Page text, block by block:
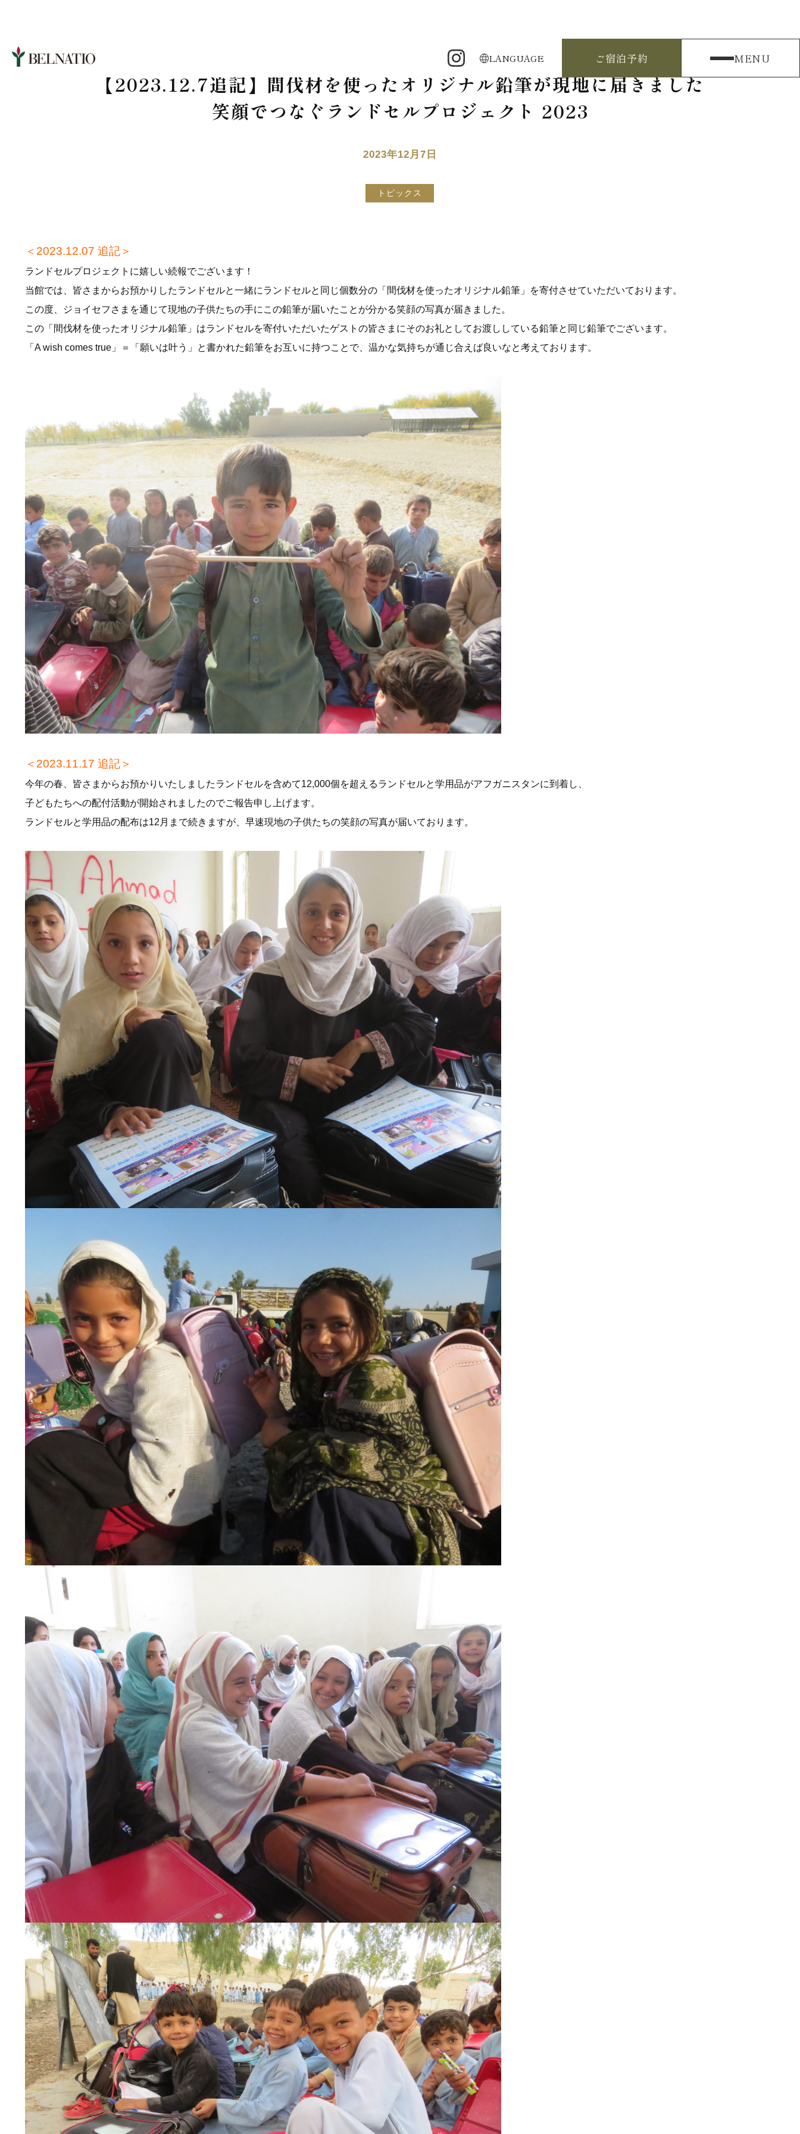
LANGUAGE ご宿泊予約 MENU
【2023.12.7追記】間伐材を使ったオリジナル鉛筆が現地に届きました
笑顔でつなぐランドセルプロジェクト 2023
2023年12月7日
トピックス
＜2023.12.07 追記＞
ランドセルプロジェクトに嬉しい続報でございます！
当館では、皆さまからお預かりしたランドセルと一緒にランドセルと同じ個数分の「間伐材を使ったオリジナル鉛筆」を寄付させていただいております。
この度、ジョイセフさまを通じて現地の子供たちの手にこの鉛筆が届いたことが分かる笑顔の写真が届きました。
この「間伐材を使ったオリジナル鉛筆」はランドセルを寄付いただいたゲストの皆さまにそのお礼としてお渡ししている鉛筆と同じ鉛筆でございます。
「A wish comes true」＝「願いは叶う」と書かれた鉛筆をお互いに持つことで、温かな気持ちが通じ合えば良いなと考えております。
＜2023.11.17 追記＞
今年の春、皆さまからお預かりいたしましたランドセルを含めて12,000個を超えるランドセルと学用品がアフガニスタンに到着し、
子どもたちへの配付活動が開始されましたのでご報告申し上げます。
ランドセルと学用品の配布は12月まで続きますが、早速現地の子供たちの笑顔の写真が届いております。